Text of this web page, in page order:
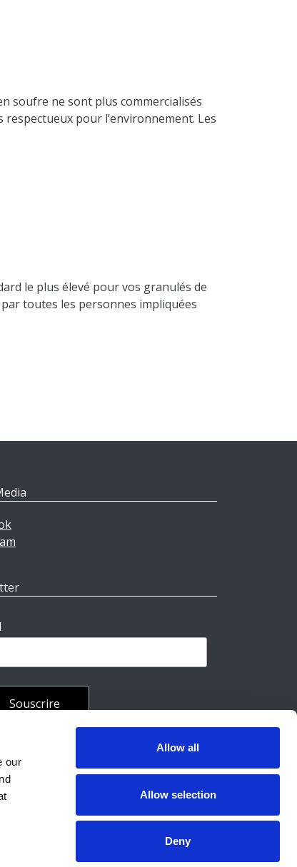
our
Allow all
Allow selection
Deny
soufre ne sont plus commercialisés
pour l’environnement. Les
le plus élevé pour vos granulés de
toutes les personnes impliquées